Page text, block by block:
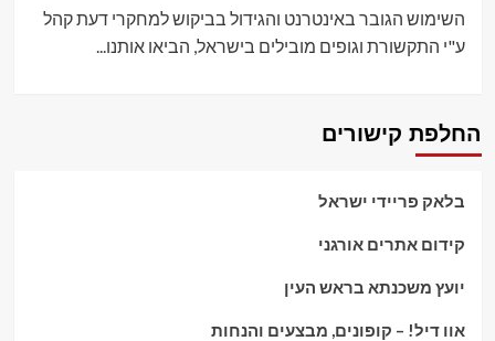
השימוש הגובר באינטרנט והגידול בביקוש למחקרי דעת קהל
ע"י התקשורת וגופים מובילים בישראל, הביאו אותנו...
החלפת קישורים
בלאק פריידי ישראל
קידום אתרים אורגני
יועץ משכנתא בראש העין
אוו דיל! – קופונים, מבצעים והנחות